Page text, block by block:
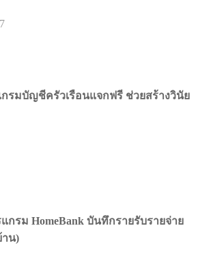
รมบัญชีครัวเรือนแจกฟรี ช่วยสร้างวินัย
แกรม HomeBank บันทึกรายรับรายจ่าย
าน)